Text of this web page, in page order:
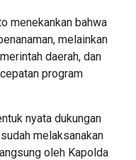
menekankan bahwa
melainkan
daerah, dan
program
nyata dukungan
melaksanakan
oleh Kapolda